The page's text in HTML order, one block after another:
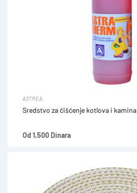
ASTREA
Sredstvo za čišćenje kotlova i kamina
Od 1,500 Dinara